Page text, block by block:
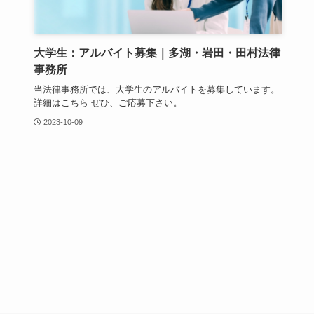
大学生：アルバイト募集｜多湖・岩田・田村法律
事務所
当法律事務所では、大学生のアルバイトを募集しています。
詳細はこちら ぜひ、ご応募下さい。
2023-10-09